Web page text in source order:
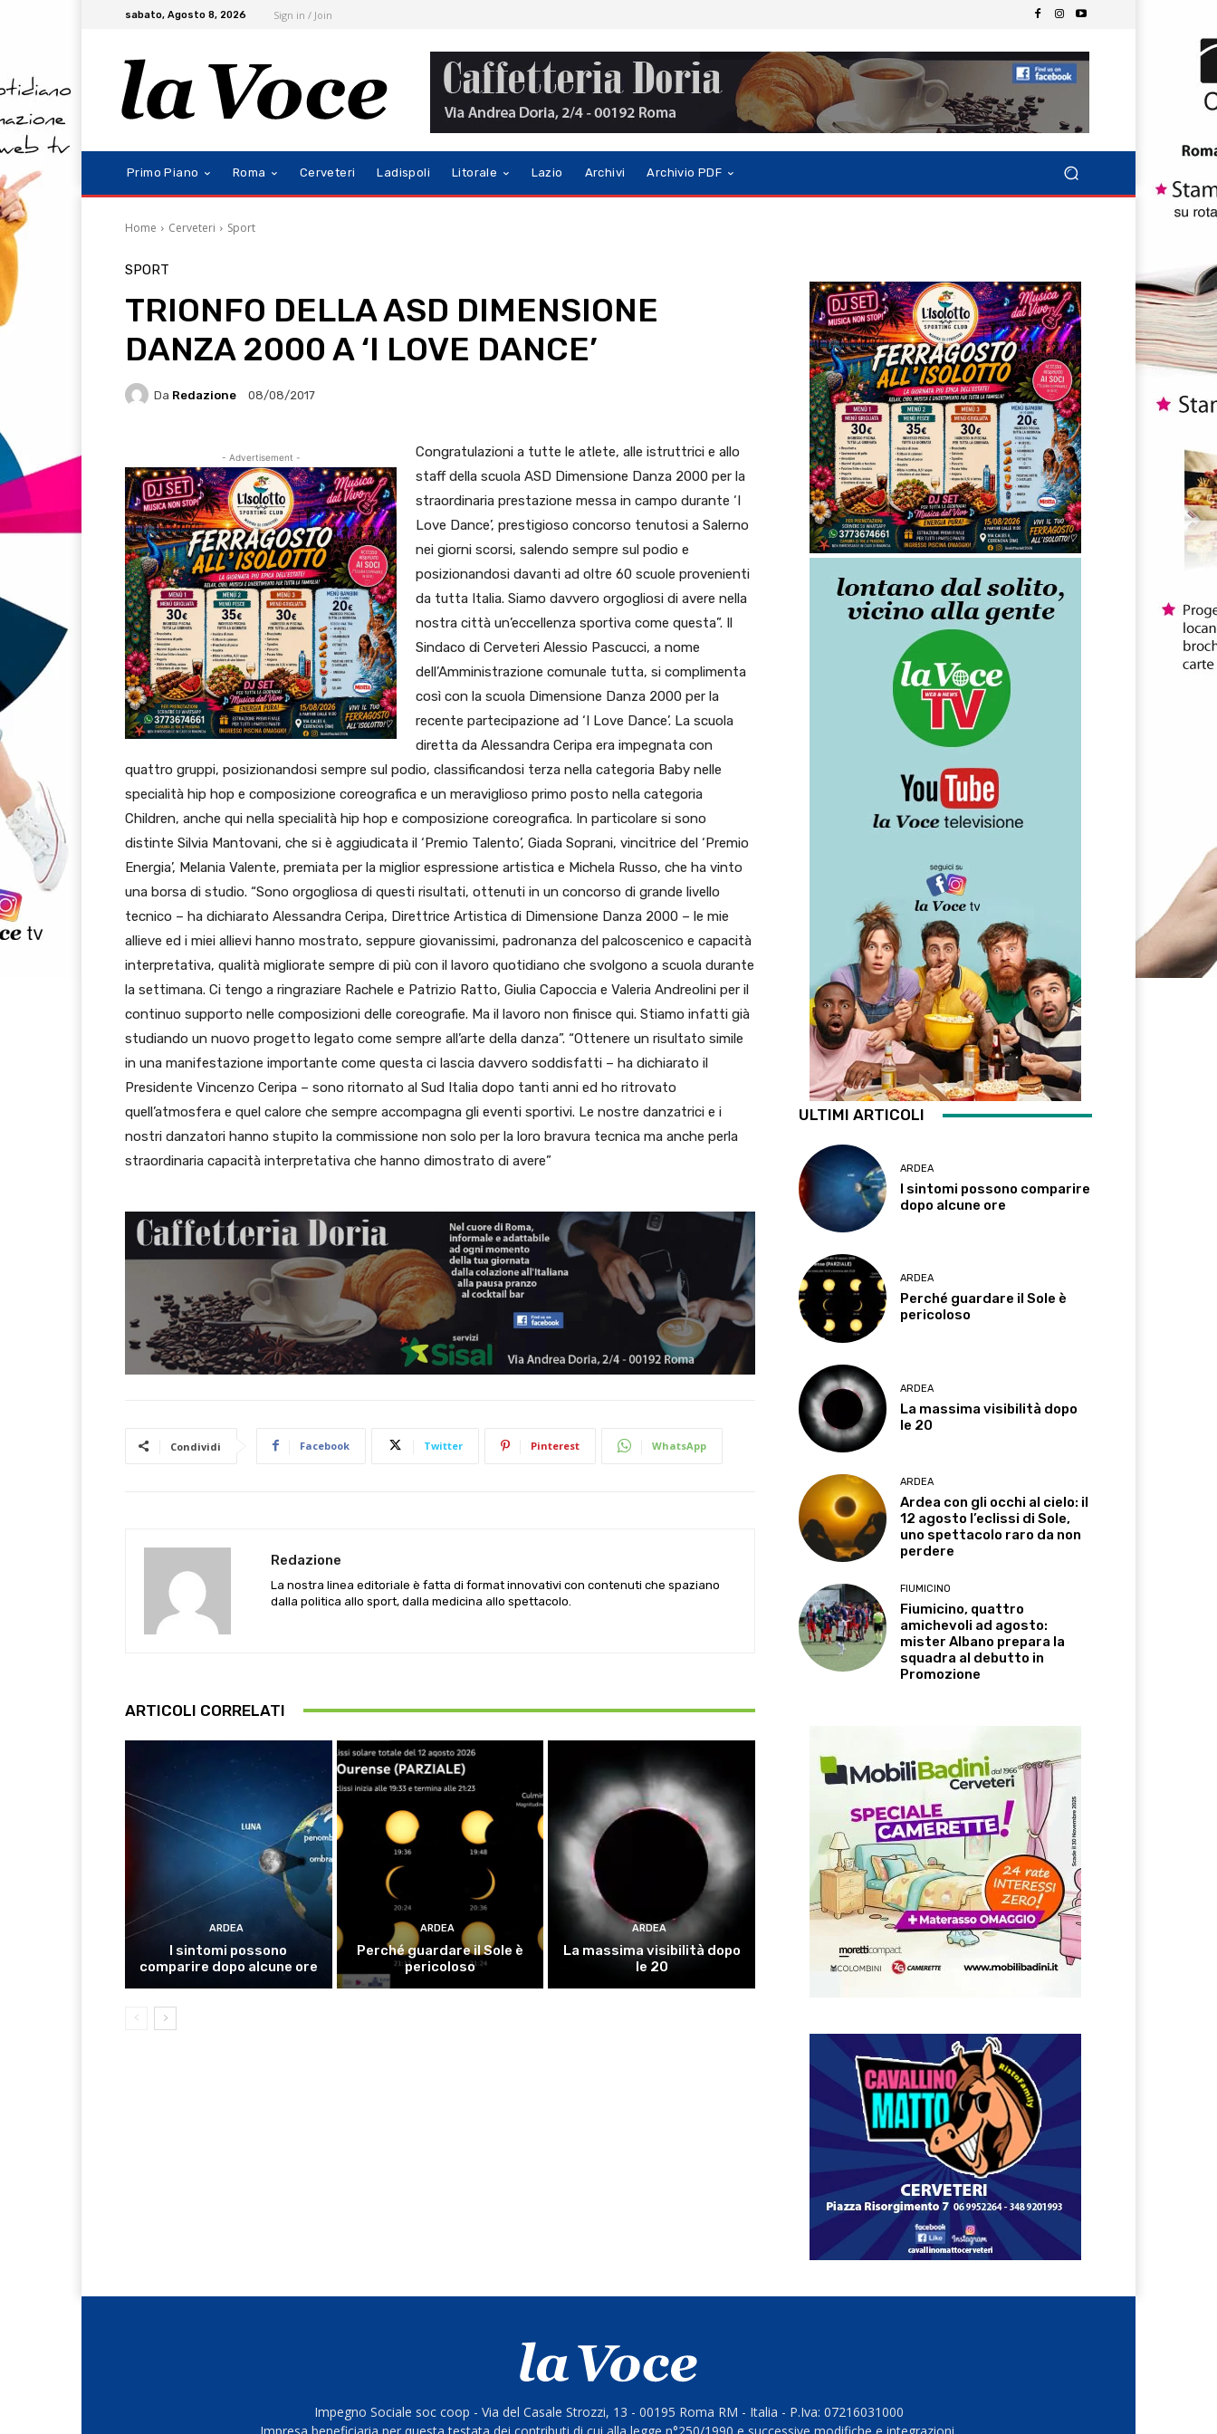
sabato, Agosto 8, 2026 Sign in / Join
Primo Piano Roma Cerveteri Ladispoli Litorale Lazio Archivi Archivio PDF
Home Cerveteri Sport
SPORT
TRIONFO DELLA ASD DIMENSIONE
DANZA 2000 A ‘I LOVE DANCE’
Da Redazione 08/08/2017
- Advertisement -
Congratulazioni a tutte le atlete, alle istruttrici e allo
staff della scuola ASD Dimensione Danza 2000 per la
straordinaria prestazione messa in campo durante ‘I
Love Dance’, prestigioso concorso tenutosi a Salerno
nei giorni scorsi, salendo sempre sul podio e
posizionandosi davanti ad oltre 60 scuole provenienti
da tutta Italia. Siamo davvero orgogliosi di avere nella
nostra città un’eccellenza sportiva come questa”. Il
Sindaco di Cerveteri Alessio Pascucci, a nome
dell’Amministrazione comunale tutta, si complimenta
così con la scuola Dimensione Danza 2000 per la
recente partecipazione ad ‘I Love Dance’. La scuola
diretta da Alessandra Ceripa era impegnata con
quattro gruppi, posizionandosi sempre sul podio, classificandosi terza nella categoria Baby nelle
specialità hip hop e composizione coreografica e un meraviglioso primo posto nella categoria
Children, anche qui nella specialità hip hop e composizione coreografica. In particolare si sono
distinte Silvia Mantovani, che si è aggiudicata il ‘Premio Talento’, Giada Soprani, vincitrice del ‘Premio
Energia’, Melania Valente, premiata per la miglior espressione artistica e Michela Russo, che ha vinto
una borsa di studio. “Sono orgogliosa di questi risultati, ottenuti in un concorso di grande livello
tecnico – ha dichiarato Alessandra Ceripa, Direttrice Artistica di Dimensione Danza 2000 – le mie
allieve ed i miei allievi hanno mostrato, seppure giovanissimi, padronanza del palcoscenico e capacità
interpretativa, qualità migliorate sempre di più con il lavoro quotidiano che svolgono a scuola durante
la settimana. Ci tengo a ringraziare Rachele e Patrizio Ratto, Giulia Capoccia e Valeria Andreolini per il
continuo supporto nelle composizioni delle coreografie. Ma il lavoro non finisce qui. Stiamo infatti già
studiando un nuovo progetto legato come sempre all’arte della danza”. “Ottenere un risultato simile
in una manifestazione importante come questa ci lascia davvero soddisfatti – ha dichiarato il
Presidente Vincenzo Ceripa – sono ritornato al Sud Italia dopo tanti anni ed ho ritrovato
quell’atmosfera e quel calore che sempre accompagna gli eventi sportivi. Le nostre danzatrici e i
nostri danzatori hanno stupito la commissione non solo per la loro bravura tecnica ma anche perla
straordinaria capacità interpretativa che hanno dimostrato di avere”
Condividi Facebook Twitter Pinterest WhatsApp
Redazione
La nostra linea editoriale è fatta di format innovativi con contenuti che spaziano
dalla politica allo sport, dalla medicina allo spettacolo.
ARTICOLI CORRELATI
ARDEA
I sintomi possono
comparire dopo alcune ore
ARDEA
Perché guardare il Sole è
pericoloso
ARDEA
La massima visibilità dopo
le 20
ULTIMI ARTICOLI
ARDEA
I sintomi possono comparire
dopo alcune ore
ARDEA
Perché guardare il Sole è
pericoloso
ARDEA
La massima visibilità dopo
le 20
ARDEA
Ardea con gli occhi al cielo: il
12 agosto l’eclissi di Sole,
uno spettacolo raro da non
perdere
FIUMICINO
Fiumicino, quattro
amichevoli ad agosto:
mister Albano prepara la
squadra al debutto in
Promozione
Impegno Sociale soc coop - Via del Casale Strozzi, 13 - 00195 Roma RM - Italia - P.Iva: 07216031000